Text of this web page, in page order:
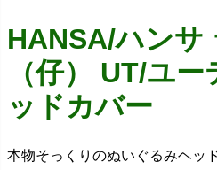
HANSA/ハンサ
（仔） UT/ユ
ッドカバー
本物そっくりのぬいぐるみヘッ